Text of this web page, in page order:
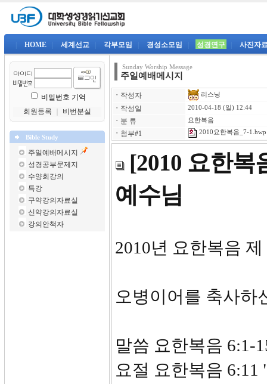
HOME 세계선교 각부모임 경성소모임 성경연구 사진자
비밀번호 기억
회원등록
비번분실
Bible Study
주일예배메시지
성경공부문제지
수양회강의
특강
구약강의자료실
신약강의자료실
강의안책자
Sunday Worship Message
주일예배메시지
ㆍ 작성자 리스닝
ㆍ 작성일 2010-04-18 (일) 12:44
ㆍ 분 류 요한복음
ㆍ 첨부#1 2010요한복음_7-1.hwp
[2010 요한복
예수님
2010년 요한복음 제
오병이어를 축사하
말씀 요한복음 6:1-
요절 요한복음